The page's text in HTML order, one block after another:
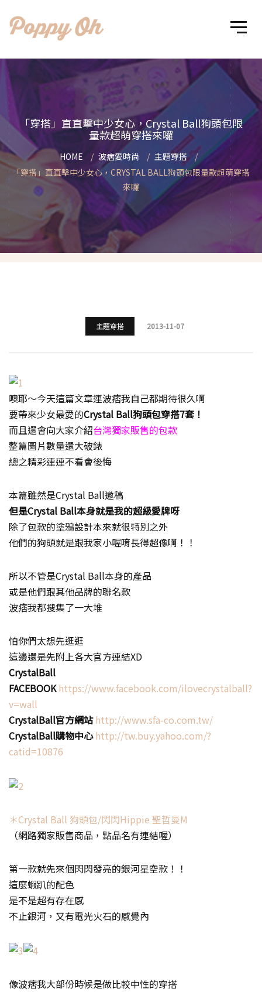
「穿搭」直直擊中少女心，Crystal Ball狗頭包限
量款超萌穿搭來囉
HOME 波痞愛時尚
主題穿搭
「穿搭」直直擊中少女心，CRYSTAL BALL狗頭包限量款超萌穿搭
來囉
主題穿搭 2013-11-07
噢耶～今天這篇文章連波痞我自己都期待很久啊
要帶來少女最愛的Crystal Ball狗頭包穿搭7套！
而且還會向大家介紹台灣獨家販售的包款
整篇圖片數量還大破錶
總之精彩連連不看會後悔
本篇雖然是Crystal Ball邀稿
但是Crystal Ball本身就是我的超級愛牌呀
除了包款的塗鴉設計本來就很特別之外
他們的狗頭就是跟我家小喔唷長得超像啊！！
所以不管是Crystal Ball本身的產品
或是他們跟其他品牌的聯名款
波痞我都搜集了一大堆
怕你們太想先逛逛
這邊還是先附上各大官方連結XD
CrystalBall
FACEBOOK https://www.facebook.com/ilovecrystalball?
v=wall
CrystalBall官方網站 http://www.sfa-co.com.tw/
CrystalBall購物中心 http://tw.buy.yahoo.com/?
catid=10876
＊Crystal Ball 狗頭包/閃閃Hippie 聖哲曼M
（網路獨家販售商品，點品名有連結喔）
第一款就先來個閃閃發亮的銀河星空款！！
這麼蝦趴的配色
是不是超有存在感
不止銀河，又有電光火石的感覺內
像波痞我大部份時候是做比較中性的穿搭